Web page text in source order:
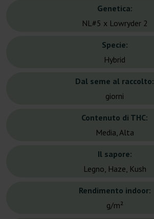
Genetica:
NL#5 x Lowryder 2
Specie:
Hybrid
Dal seme al raccolto:
giorni
Contenuto di THC:
Media, Alta
Il sapore:
Legno, Haze, Kush
Rendimento indoor:
g/m²